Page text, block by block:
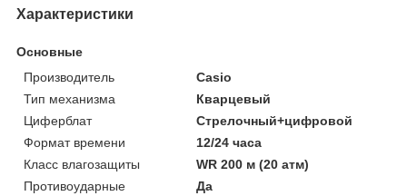
Характеристики
Основные
Производитель
Casio
Тип механизма
Кварцевый
Циферблат
Стрелочный+цифровой
Формат времени
12/24 часа
Класс влагозащиты
WR 200 м (20 атм)
Противоударные
Да